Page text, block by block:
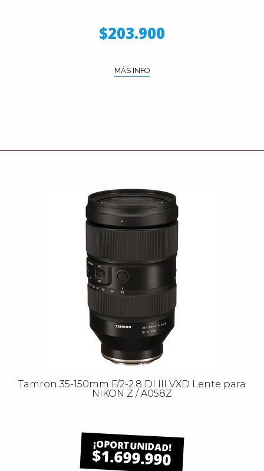
$203.900
MÁS INFO
Tamron 35-150mm F/2-2.8 DI III VXD Lente para
NIKON Z / A058Z
$1.699.990